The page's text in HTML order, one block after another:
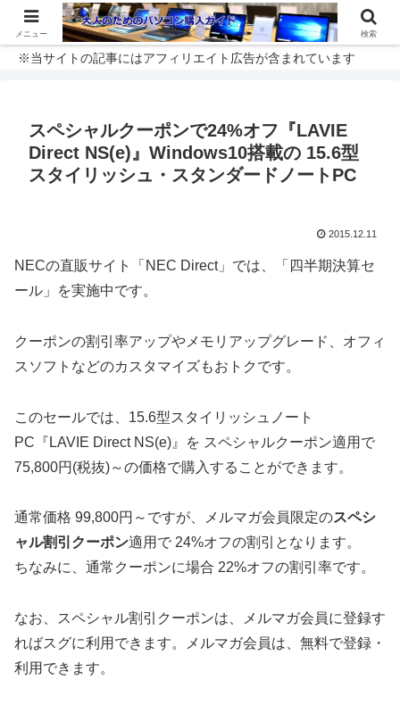
※当サイトの記事にはアフィリエイト広告が含まれています
スペシャルクーポンで24%オフ『LAVIE
Direct NS(e)』Windows10搭載の 15.6型
スタイリッシュ・スタンダードノートPC
2015.12.11
NECの直販サイト「NEC Direct」では、「四半期決算セ
ール」を実施中です。
クーポンの割引率アップやメモリアップグレード、オフィ
スソフトなどのカスタマイズもおトクです。
このセールでは、15.6型スタイリッシュノート
PC『LAVIE Direct NS(e)』を スペシャルクーポン適用で
75,800円(税抜)～の価格で購入することができます。
通常価格 99,800円～ですが、メルマガ会員限定のスペシ
ャル割引クーポン適用で 24%オフの割引となります。
ちなみに、通常クーポンに場合 22%オフの割引率です。
なお、スペシャル割引クーポンは、メルマガ会員に登録す
ればスグに利用できます。メルマガ会員は、無料で登録・
利用できます。
メニュー 検索